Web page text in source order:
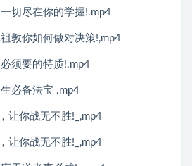
切尽在你的学握!.mp4
教你如何做对决策!,mp4
须要的特质!.mp4
必备法宝 .mp4
让你战无不胜!_,mp4
让你战无不胜!_,mp4